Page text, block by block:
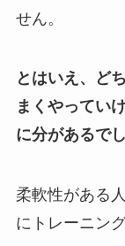
せん。
とはいえ、ど
まくやってい
に分があるでし
柔軟性がある
にトレーニン